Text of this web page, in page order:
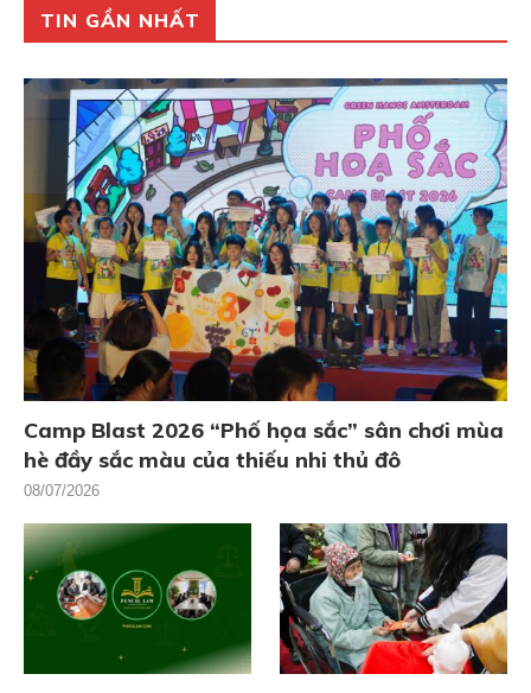
TIN GẦN NHẤT
Camp Blast 2026 “Phố họa sắc” sân chơi mùa
hè đầy sắc màu của thiếu nhi thủ đô
08/07/2026